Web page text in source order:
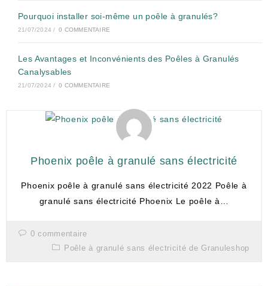
Pourquoi installer soi-même un poêle à granulés?
21/07/2024 / 0 COMMENTAIRE
Les Avantages et Inconvénients des Poêles à Granulés
Canalysables
21/07/2024 / 0 COMMENTAIRE
Phoenix poêle à granulé sans électricité
Phoenix poêle à granulé sans électricité 2022 Poêle à
granulé sans électricité Phoenix Le poêle à…
0 commentaire
Poêle à granulé sans électricité de Granuleshop